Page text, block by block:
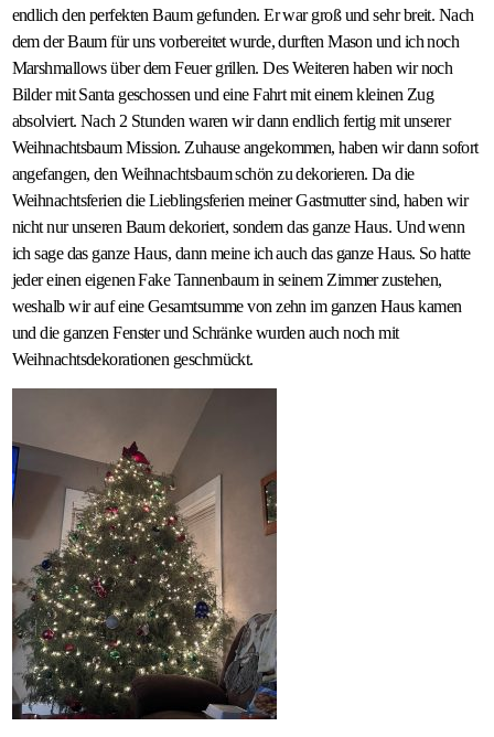
endlich den perfekten Baum gefunden. Er war groß und sehr breit. Nach
dem der Baum für uns vorbereitet wurde, durften Mason und ich noch
Marshmallows über dem Feuer grillen. Des Weiteren haben wir noch
Bilder mit Santa geschossen und eine Fahrt mit einem kleinen Zug
absolviert. Nach 2 Stunden waren wir dann endlich fertig mit unserer
Weihnachtsbaum Mission. Zuhause angekommen, haben wir dann sofort
angefangen, den Weihnachtsbaum schön zu dekorieren. Da die
Weihnachtsferien die Lieblingsferien meiner Gastmutter sind, haben wir
nicht nur unseren Baum dekoriert, sondern das ganze Haus. Und wenn
ich sage das ganze Haus, dann meine ich auch das ganze Haus. So hatte
jeder einen eigenen Fake Tannenbaum in seinem Zimmer zustehen,
weshalb wir auf eine Gesamtsumme von zehn im ganzen Haus kamen
und die ganzen Fenster und Schränke wurden auch noch mit
Weihnachtsdekorationen geschmückt.